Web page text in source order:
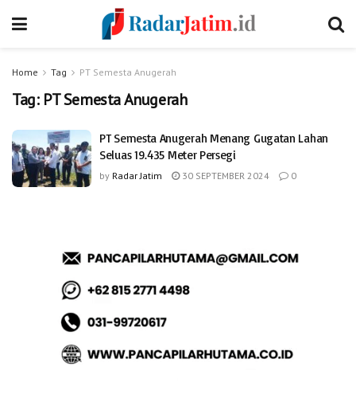
Home Tag PT Semesta Anugerah
Tag: PT Semesta Anugerah
PT Semesta Anugerah Menang Gugatan Lahan
Seluas 19.435 Meter Persegi
by Radar Jatim 30 SEPTEMBER 2024 0